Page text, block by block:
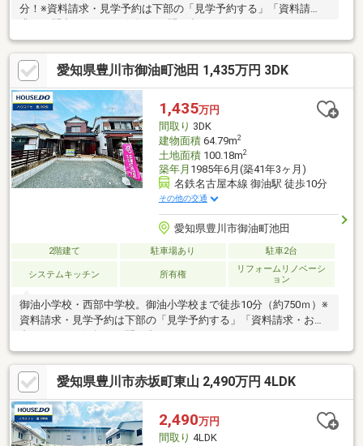
分！※資料請求・見学予約は下部の「見学予約する」「資料請
愛知県豊川市御油町池田 1,435万円 3DK
1,435万円
間取り 3DK
建物面積64.79m2
土地面積100.18m2
築年月 1985年6月(築41年3ヶ月)
名鉄名古屋本線 御油駅 徒歩10分
その他の交通
愛知県豊川市御油町池田
2階建て 駐車場あり 駐車2台
システムキッチン 所有権
リフォームリノベーシ
ョン
御油小学校・西部中学校。御油小学校まで徒歩10分（約750ｍ）※
資料請求・見学予約は下部の「見学予約する」「資料請求・お問
愛知県豊川市赤坂町東山 2,490万円 4LDK
2,490万円
間取り 4LDK